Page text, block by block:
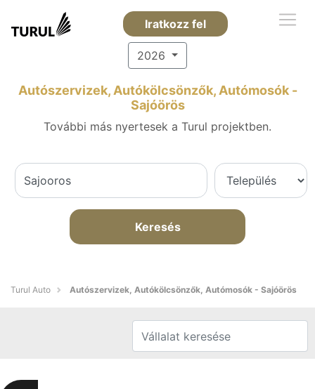
Iratkozz fel
2026
Autószervizek, Autókölcsönzők, Autómosók -
Sajóörös
További más nyertesek a Turul projektben.
Keresés
Turul Auto Autószervizek, Autókölcsönzők, Autómosók - Sajóörös